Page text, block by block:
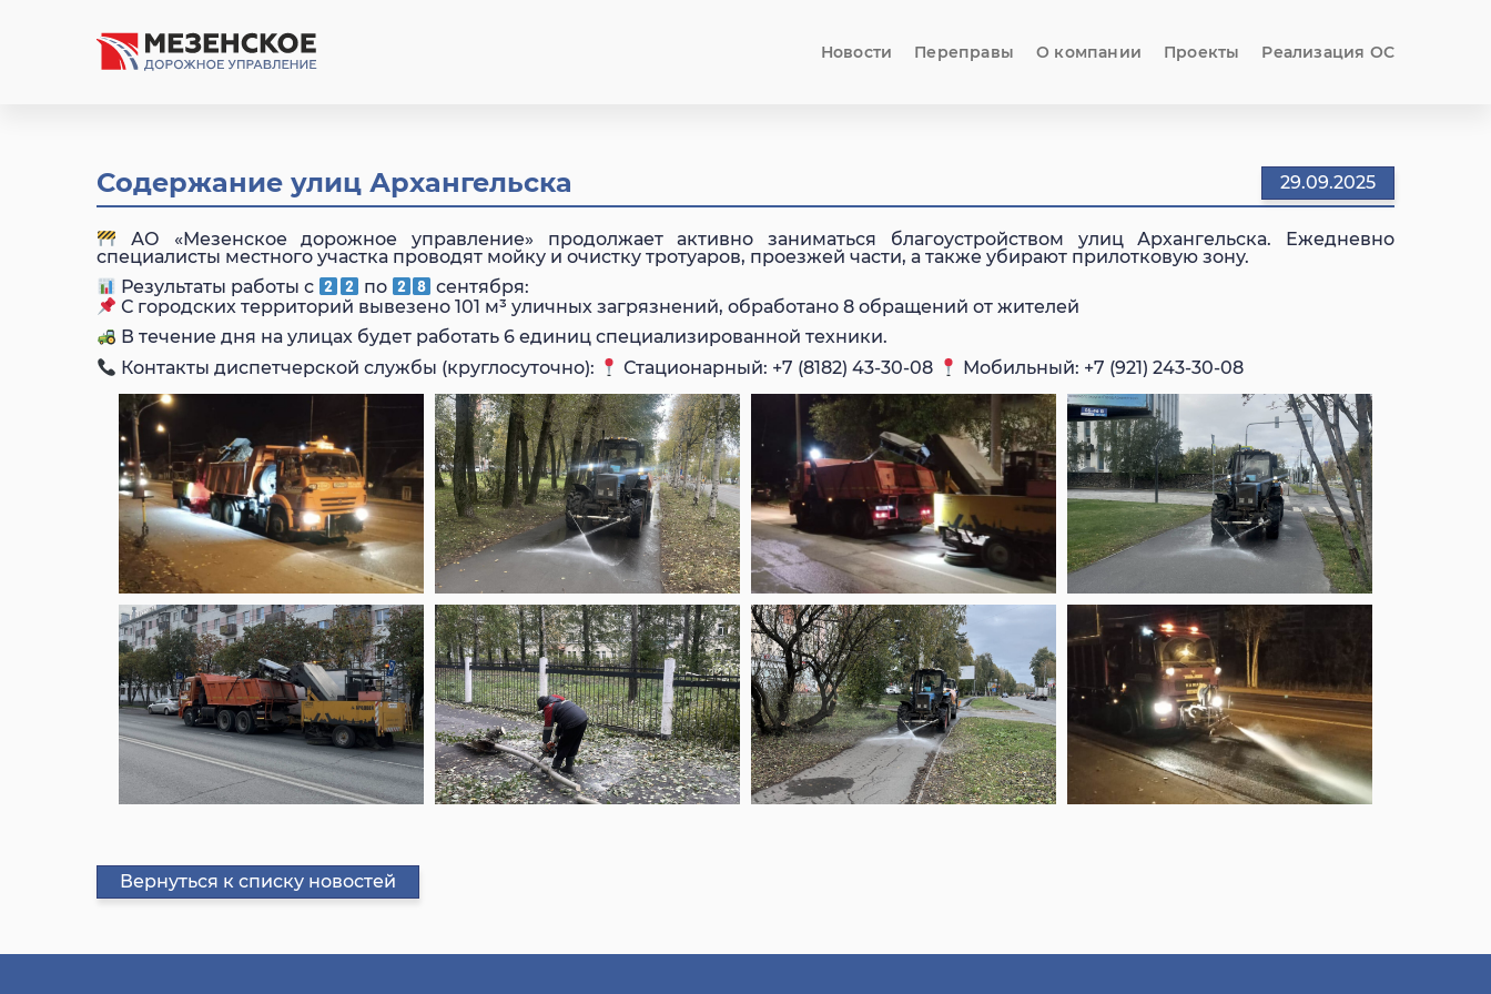
Новости Переправы О компании Проекты Реализация ОС
Содержание улиц Архангельска 29.09.2025
АО «Мезенское дорожное управление» продолжает активно заниматься благоустройством улиц Архангельска. Ежедневно
специалисты местного участка проводят мойку и очистку тротуаров, проезжей части, а также убирают прилотковую зону.
Результаты работы с
по
сентября:
С городских территорий вывезено 101 м³ уличных загрязнений, обработано 8 обращений от жителей
В течение дня на улицах будет работать 6 единиц специализированной техники.
Контакты диспетчерской службы (круглосуточно):
Стационарный: +7 (8182) 43-30-08 Мобильный: +7 (921) 243-30-08
Вернуться к списку новостей